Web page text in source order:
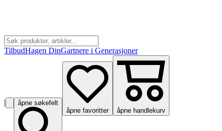
TilbudHagen DinGartnere i Generasjoner
|
åpne søkefelt
åpne favoritter
åpne handlekurv